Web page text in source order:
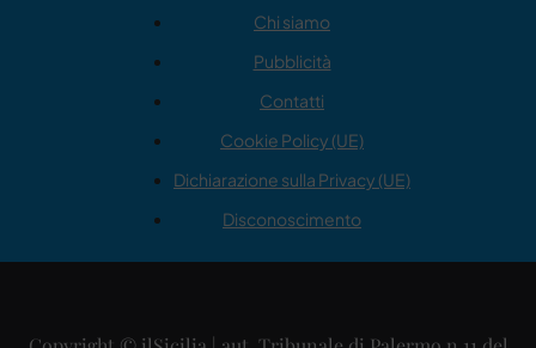
Chi siamo
Pubblicità
Contatti
Cookie Policy (UE)
Dichiarazione sulla Privacy (UE)
Disconoscimento